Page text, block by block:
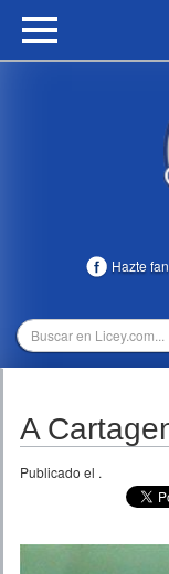
HOME
MULTIMEDIA
TEMPORADAS
Hazte
A
Publicado el .